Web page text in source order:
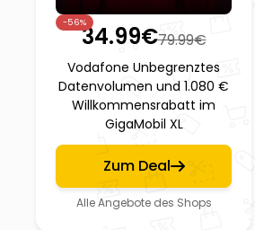
-56%34.99€79.99€
Vodafone Unbegrenztes
Datenvolumen und 1.080 €
Willkommensrabatt im
GigaMobil XL
Zum Deal
Alle Angebote des Shops